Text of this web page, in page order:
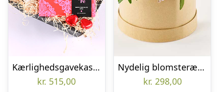
Kærlighedsgavekasse – Send blomster med Bloomit
kr. 515,00
Nydelig blomsteræske – Send blomster med Bloomit
kr. 298,00